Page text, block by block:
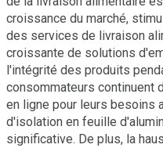
croissance du marché,
des services de livraison
croissante de solutions
l'intégrité des produits
consommateurs continuent
en ligne pour leurs besoins
d'isolation en feuille
significative. De plus, la